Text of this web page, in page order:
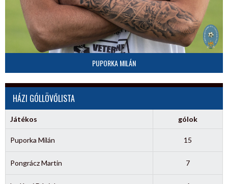
PUPORKA MILÁN
HÁZI GÓLLÖVŐLISTA
Játékos gólok
Puporka Milán 15
Pongrácz Martin 7